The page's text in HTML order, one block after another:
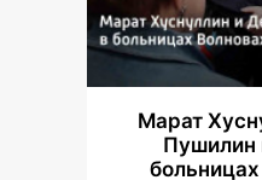
Марат
Пушилин